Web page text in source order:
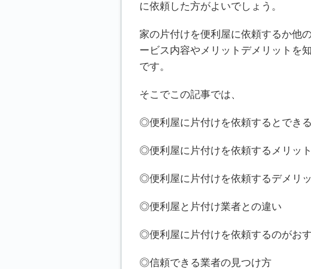
に依頼した方がよいでしょう。
家の片付けを便利屋に依頼するか他
ービス内容やメリットデメリットを
です。
そこでこの記事では、
◎便利屋に片付けを依頼するとでき
◎便利屋に片付けを依頼するメリット
◎便利屋に片付けを依頼するデメリ
◎便利屋と片付け業者との違い
◎便利屋に片付けを依頼するのがお
◎信頼できる業者の見つけ方